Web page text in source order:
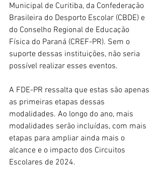
Municipal de Curitiba, da Confederação
Brasileira do Desporto Escolar (CBDE) e
do Conselho Regional de Educação
Física do Paraná (CREF-PR). Sem o
suporte dessas instituições, não seria
possível realizar esses eventos.
A FDE-PR ressalta que estas são apenas
as primeiras etapas dessas
modalidades. Ao longo do ano, mais
modalidades serão incluídas, com mais
etapas para ampliar ainda mais o
alcance e o impacto dos Circuitos
Escolares de 2024.